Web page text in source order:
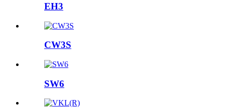
EH3
CW3S
SW6